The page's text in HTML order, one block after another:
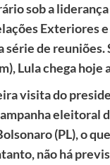
sob a
Exteriores
série de
Lula chega hoje
visita do
eleitoral
(PL), o
não há